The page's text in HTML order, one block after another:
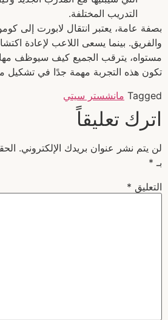
التدريب المختلفة.
بصفة عامة، يعتبر انتقال لابورت إلى
والفريق. بينما يسعى اللاعب لإعادة
مستواه، يترقب الجميع كيف سيوظف
تكون هذه التجربة مهمة جدًا في تشكيل
Tagged مانشستر سيتي
اترك تعليقاً
لن يتم نشر عنوان بريدك الإلكتروني.
بـ *
التعليق *